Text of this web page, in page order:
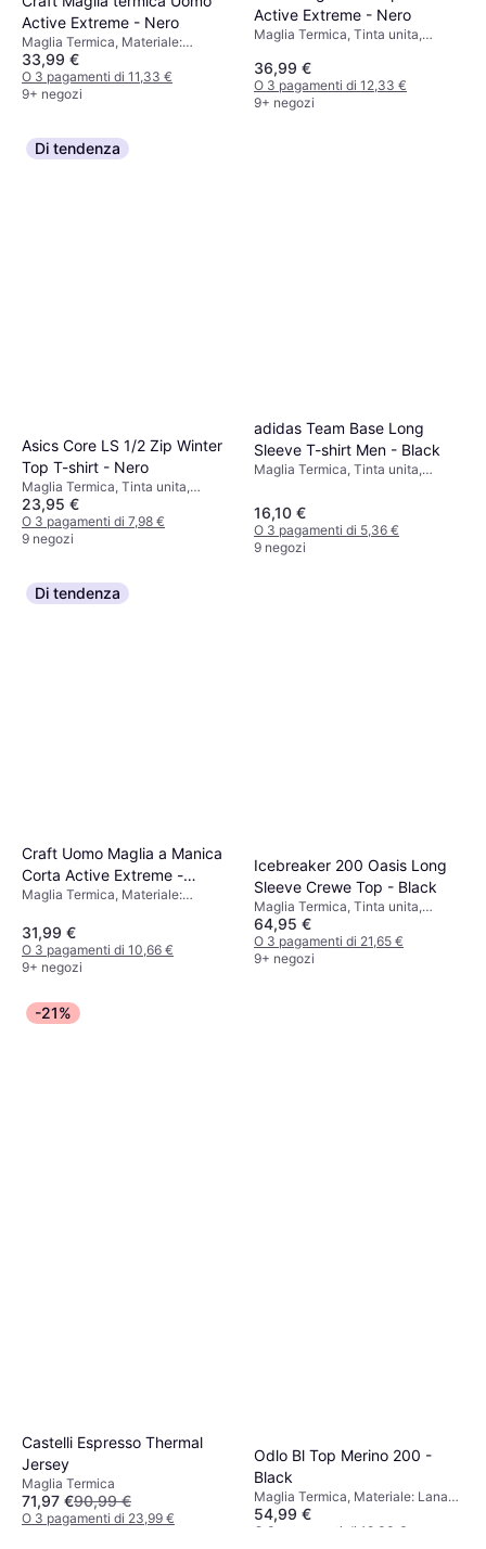
Active Extreme - Nero
Maglia Termica, Materiale:
Poliestere, Elastico
33,99 €
O 3 pagamenti di 11,33 €
9+ negozi
Active Extreme - Nero
Maglia Termica, Tinta unita,
36,99 €
O 3 pagamenti di 12,33 €
9+ negozi
Di tendenza
Asics Core LS 1/2 Zip Winter
Top T-shirt - Nero
Maglia Termica, Tinta unita,
Materiale: Jersey, Poliestere, Alta
comodità, Antivento, Riflettori,
Traspirante
23,95 €
O 3 pagamenti di 7,98 €
9 negozi
adidas Team Base Long
Sleeve T-shirt Men - Black
Maglia Termica, Tinta unita,
Traspirante
16,10 €
O 3 pagamenti di 5,36 €
9 negozi
Di tendenza
Craft Uomo Maglia a Manica
Corta Active Extreme -
Bianco
Maglia Termica, Materiale:
31,99 €
O 3 pagamenti di 10,66 €
9+ negozi
Icebreaker 200 Oasis Long
Sleeve Crewe Top - Black
Maglia Termica, Tinta unita,
Materiale: Lana merino
64,95 €
O 3 pagamenti di 21,65 €
9+ negozi
-21%
Castelli Espresso Thermal
Jersey
Maglia Termica
71,97 €90,99 €
O 3 pagamenti di 23,99 €
Odlo Bl Top Merino 200 -
Black
Maglia Termica, Materiale: Lana
merino
54,99 €
O 3 pagamenti di 18,33 €